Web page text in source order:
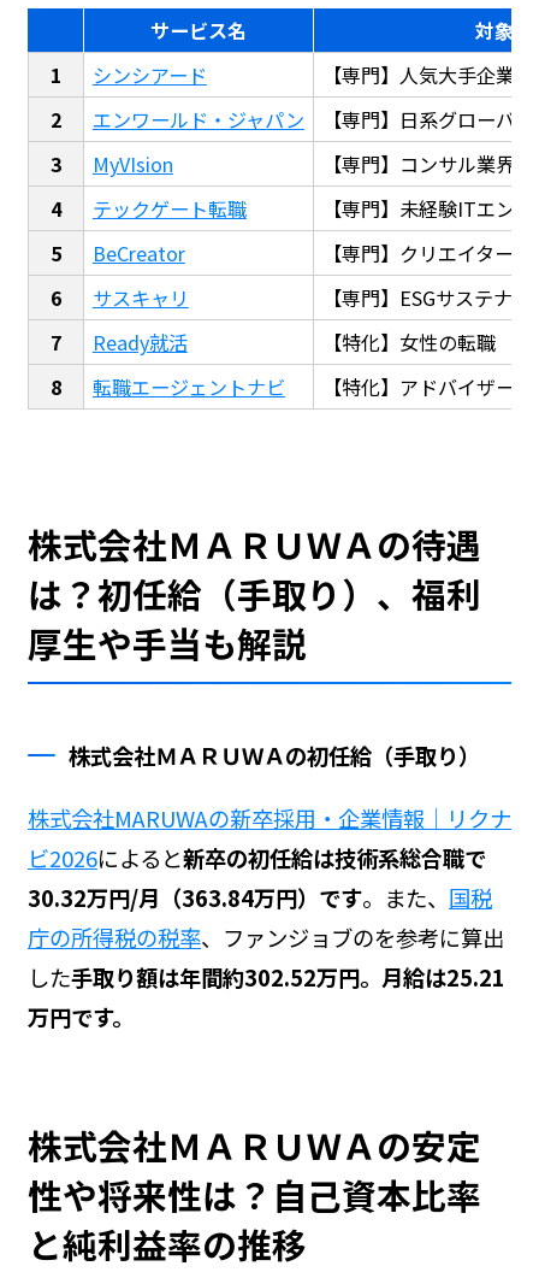
サービス名
対象
シンシアード
【専門】人気大手企業
エンワールド・ジャパン
【専門】日系グローバ
MyVIsion
【専門】コンサル業界
テックゲート転職
【専門】未経験ITエン
BeCreator
【専門】クリエイター
サスキャリ
【専門】ESGサステナ
Ready就活
【特化】女性の転職
転職エージェントナビ
【特化】アドバイザー
株式会社ＭＡＲＵＷＡの待遇
は？初任給（手取り）、福利
厚生や手当も解説
株式会社ＭＡＲＵＷＡの初任給（手取り）
株式会社MARUWAの新卒採用・企業情報｜リクナ
ビ2026によると新卒の初任給は技術系総合職で
30.32万円/月（363.84万円）です。また、 国税
庁の所得税の税率、ファンジョブのを参考に算出
した手取り額は年間約302.52万円。月給は25.21
万円です。
株式会社ＭＡＲＵＷＡの安定
性や将来性は？自己資本比率
と純利益率の推移